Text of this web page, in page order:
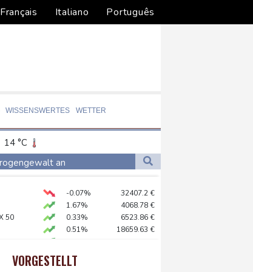
Français Italiano Português
WISSENSWERTES WETTER
14 °C
11 °C
an
riesiges Gaskraftwerk
-0.07% 32407.2 €
1.67% 4068.78 €
50
0.33% 6523.86 €
0.51% 18659.63 €
2.28%
0.32%
VORGESTELLT